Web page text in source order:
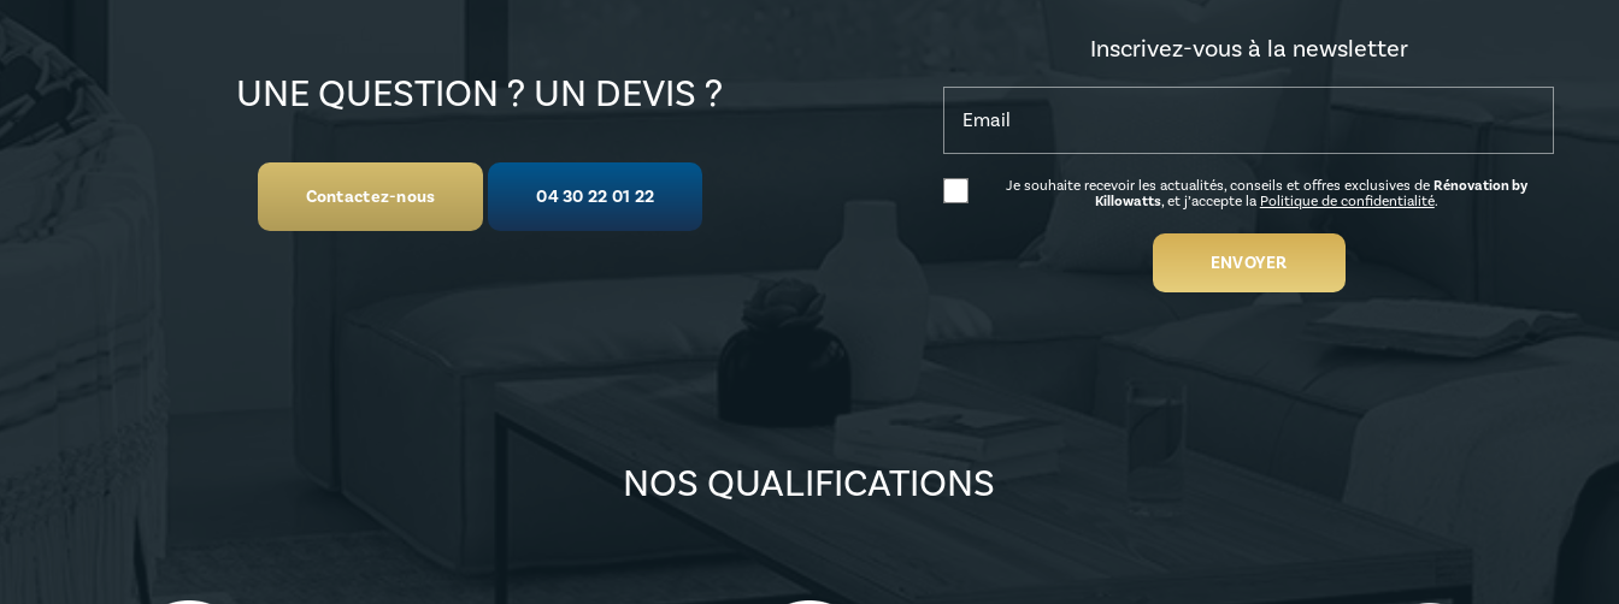
UNE QUESTION ? UN DEVIS ?
Contactez-nous 04 30 22 01 22
Inscrivez-vous à la newsletter
Email
Je souhaite recevoir les actualités, conseils et offres exclusives de Rénovation by
Killowatts, et j’accepte la Politique de confidentialité.
NOS QUALIFICATIONS